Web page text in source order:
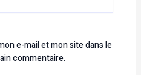
e-mail et mon site dans le
commentaire.